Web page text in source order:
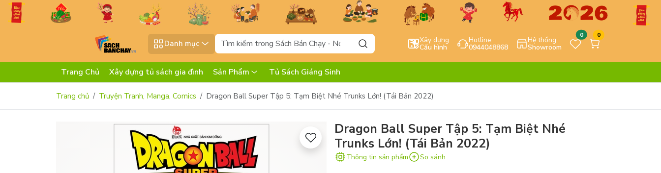
Danh mục Xây dựng
Cấu hình
Hotline
0944048868
Hệ thống
Showroom
0 0
Trang Chủ Xây dựng tủ sách gia đình Sản Phẩm Tủ Sách Giáng Sinh
Trang chủ Truyện Tranh, Manga, Comics Dragon Ball Super Tập 5: Tạm Biệt Nhé Trunks Lớn! (Tái Bản 2022)
Dragon Ball Super Tập 5: Tạm Biệt Nhé
Trunks Lớn! (Tái Bản 2022)
Thông tin sản phẩm So sánh